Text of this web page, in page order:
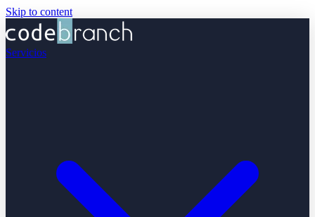
Skip to content
Servicios